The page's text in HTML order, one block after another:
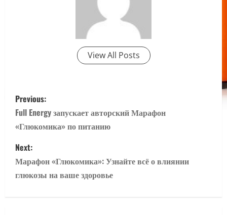
View All Posts
P
o
s
t
n
Previous:
Full Energy запускает авторский Марафон
«Глюкомика» по питанию
Next:
Марафон «Глюкомика»: Узнайте всё о влиянии
глюкозы на ваше здоровье